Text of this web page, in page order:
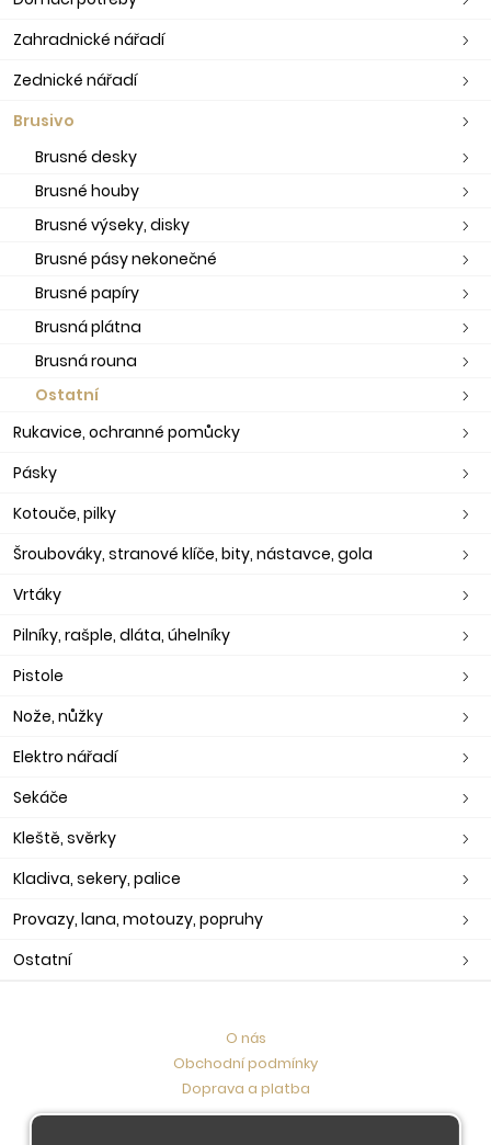
Zahradnické nářadí
Zednické nářadí
Brusivo
Brusné desky
Brusné houby
Brusné výseky, disky
Brusné pásy nekonečné
Brusné papíry
Brusná plátna
Brusná rouna
Ostatní
Rukavice, ochranné pomůcky
Pásky
Kotouče, pilky
Šroubováky, stranové klíče, bity, nástavce, gola
Vrtáky
Pilníky, rašple, dláta, úhelníky
Pistole
Nože, nůžky
Elektro nářadí
Sekáče
Kleště, svěrky
Kladiva, sekery, palice
Provazy, lana, motouzy, popruhy
Ostatní
O nás
Obchodní podmínky
Doprava a platba